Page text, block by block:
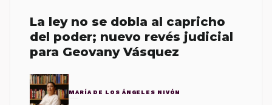
La ley no se dobla al capricho
del poder; nuevo revés judicial
para Geovany Vásquez
MARÍA DE LOS ÁNGELES NIVÓN